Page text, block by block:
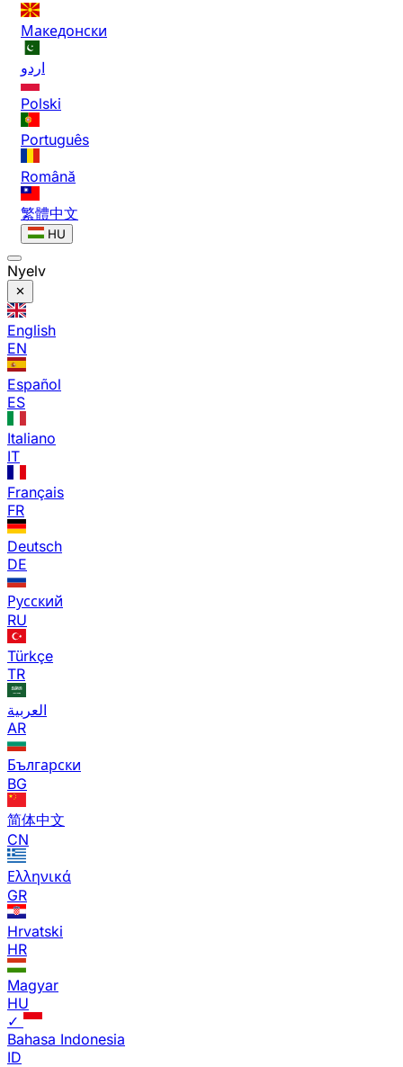
Македонски
اردو
Polski
Português
Română
繁體中文
HU
Nyelv
English
EN
Español
ES
Italiano
IT
Français
FR
Deutsch
DE
Русский
RU
Türkçe
TR
العربية
AR
Български
BG
简体中文
CN
Ελληνικά
GR
Hrvatski
HR
Magyar
HU
✓
Bahasa Indonesia
ID